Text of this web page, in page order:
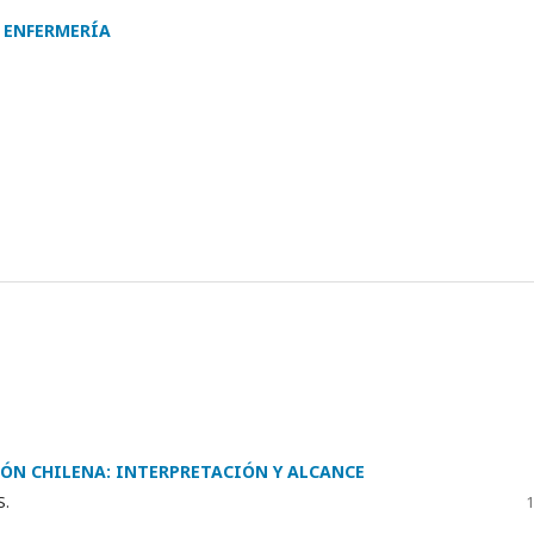
CHILENA: INTERPRETACIÓN Y ALCANCE